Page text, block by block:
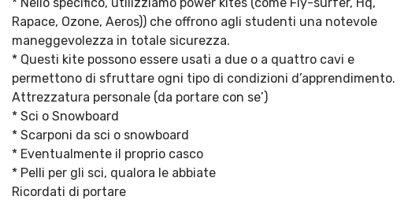
Rapace, Ozone, Aeros)) che offrono agli studenti una notevole
maneggevolezza in totale sicurezza.
* Questi kite possono essere usati a due o a quattro cavi e
permettono di sfruttare ogni tipo di condizioni d’apprendimento.
Attrezzatura personale (da portare con se’)
* Sci o Snowboard
* Scarponi da sci o snowboard
* Eventualmente il proprio casco
* Pelli per gli sci, qualora le abbiate
Ricordati di portare